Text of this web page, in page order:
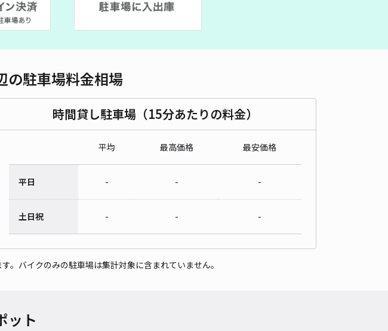
の駐車場料金相場
時間貸し駐車場（15分あたりの料金）
平均 最高価格 最安価格
平日 - - -
土日祝 - - -
。バイクのみの駐車場は集計対象に含まれていません。
ット